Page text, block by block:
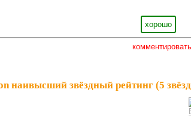
хорошо
комментировать
наивысший звёздный рейтинг (5